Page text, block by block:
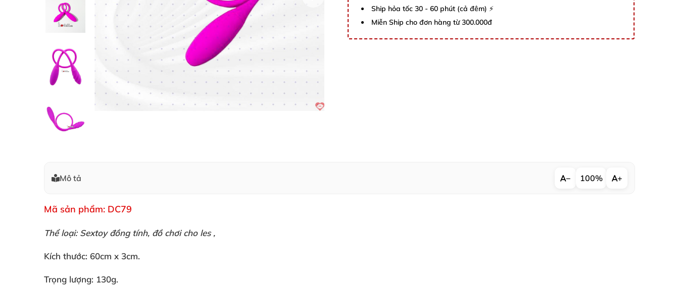
Ship hỏa tốc 30 - 60 phút (cả đêm) ⚡
Miễn Ship cho đơn hàng từ 300.000đ
Mô tả − 100% +
Mã sản phẩm: DC79
Thể loại: Sextoy đồng tính, đồ chơi cho les ,
Kích thước: 60cm x 3cm.
Trọng lượng: 130g.